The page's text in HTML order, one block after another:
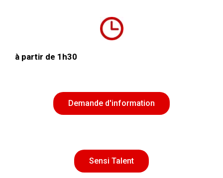
à partir de 1h30
Demande d'information
Sensi Talent